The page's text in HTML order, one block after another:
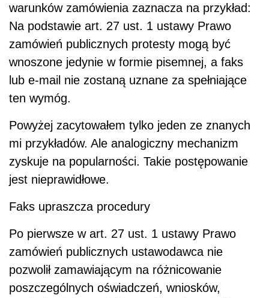
warunków zamówienia zaznacza na przykład:
Na podstawie art. 27 ust. 1 ustawy Prawo
zamówień publicznych protesty mogą być
wnoszone jedynie w formie pisemnej, a faks
lub e-mail nie zostaną uznane za spełniające
ten wymóg.
Powyżej zacytowałem tylko jeden ze znanych
mi przykładów. Ale analogiczny mechanizm
zyskuje na popularności. Takie postępowanie
jest nieprawidłowe.
Faks upraszcza procedury
Po pierwsze w art. 27 ust. 1 ustawy Prawo
zamówień publicznych ustawodawca nie
pozwolił zamawiającym na różnicowanie
poszczególnych oświadczeń, wniosków,